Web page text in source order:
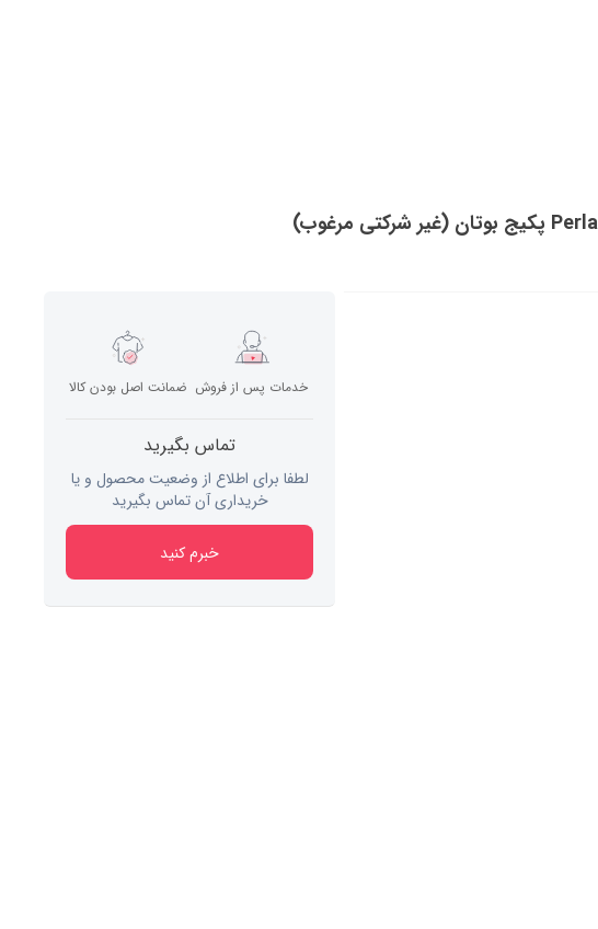
خدمات پس از فروش ضمانت اصل بودن کالا
تماس بگیرید
لطفا برای اطلاع از وضعیت محصول و یا
خریداری آن تماس بگیرید
خبرم کنید